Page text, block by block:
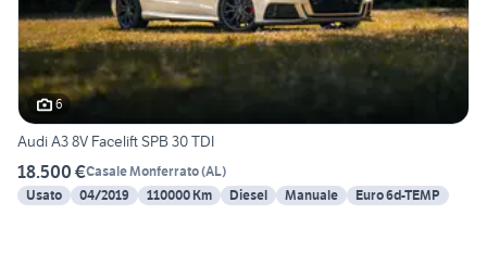
6
Audi A3 8V Facelift SPB 30 TDI
18.500 €Casale Monferrato(AL)
Usato
04/2019 110000 Km Diesel Manuale Euro 6d-TEMP